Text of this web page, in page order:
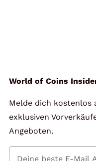
World of Coins
Melde dich kostenlos
exklusiven
Angeboten.